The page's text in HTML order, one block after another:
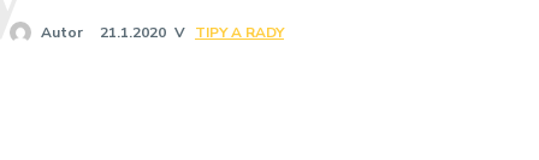
Autor 21.1.2020 V TIPY A RADY